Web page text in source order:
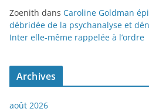
Zoenith dans Caroline Goldman
débridée de la psychanalyse et
Inter elle-même rappelée à l’ordre
Archives
août 2026